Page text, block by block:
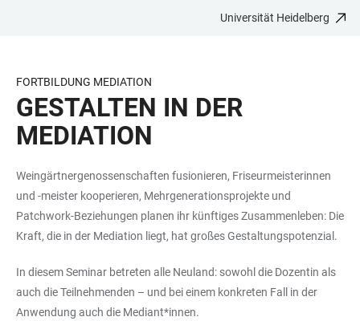
BARRIEREFREIHEIT
Universität Heidelberg
FORTBILDUNG MEDIATION
GESTALTEN IN DER
MEDIATION
Weingärtnergenossenschaften fusionieren, Friseurmeisterinnen
und -meister kooperieren, Mehrgenerationsprojekte und
Patchwork-Beziehungen planen ihr künftiges Zusammenleben: Die
Kraft, die in der Mediation liegt, hat großes Gestaltungspotenzial.
In diesem Seminar betreten alle Neuland: sowohl die Dozentin als
auch die Teilnehmenden – und bei einem konkreten Fall in der
Anwendung auch die Mediant*innen.